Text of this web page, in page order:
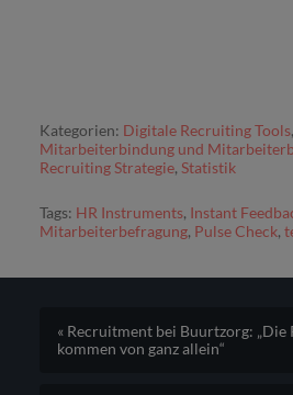
Kategorien: Digitale Recruiting Tools,
Mitarbeiterbindung und
Recruiting Strategie, Statistik
Tags: HR Instruments, Instant
Mitarbeiterbefragung, Pulse Check,
« Recruitment bei Buurtzorg: „Die
kommen von ganz allein“